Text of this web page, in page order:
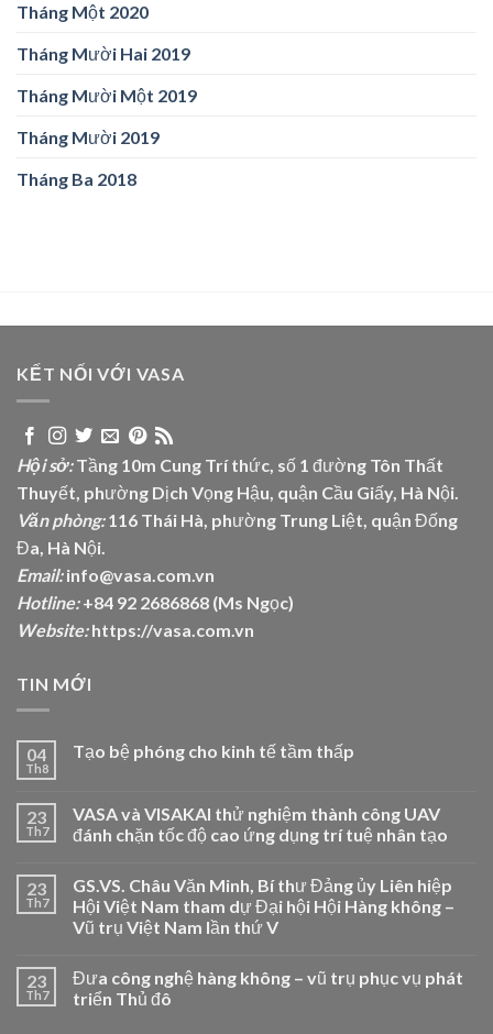
Tháng Một 2020
Tháng Mười Hai 2019
Tháng Mười Một 2019
Tháng Mười 2019
Tháng Ba 2018
KẾT NỐI VỚI VASA
Hội sở:Tầng 10m Cung Trí thức, số 1 đường Tôn Thất
Thuyết, phường Dịch Vọng Hậu, quận Cầu Giấy, Hà Nội.
Văn phòng:116 Thái Hà, phường Trung Liệt, quận Đống
Đa, Hà Nội.
Email:info@vasa.com.vn
Hotline:+84 92 2686868 (Ms Ngọc)
Website: https://vasa.com.vn
TIN MỚI
04
Th8
Tạo bệ phóng cho kinh tế tầm thấp
23
Th7
VASA và VISAKAI thử nghiệm thành công UAV
đánh chặn tốc độ cao ứng dụng trí tuệ nhân tạo
23
Th7
GS.VS. Châu Văn Minh, Bí thư Đảng ủy Liên hiệp
Hội Việt Nam tham dự Đại hội Hội Hàng không –
Vũ trụ Việt Nam lần thứ V
23
Th7
Đưa công nghệ hàng không – vũ trụ phục vụ phát
triển Thủ đô